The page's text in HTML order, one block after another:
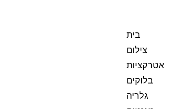
בית
צילום
אטרקציות
בלוקים
גלריה